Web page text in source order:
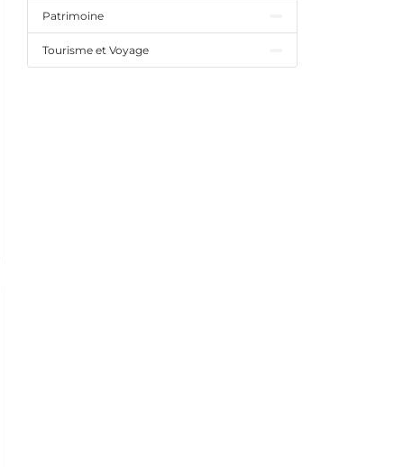
Patrimoine
Tourisme et Voyage